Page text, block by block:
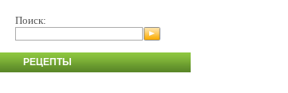
Поиск:
РЕЦЕПТЫ